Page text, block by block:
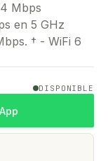
Mbps
en 5 GHz
† - WiFi 6
DISPONIBLE